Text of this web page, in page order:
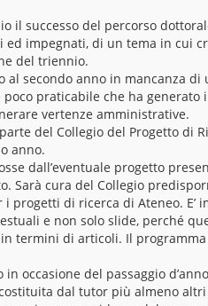
il successo del percorso
impegnati, di un tema in cui
del triennio.
secondo anno in mancanza
praticabile che ha generato
vertenze amministrative.
del Collegio del Progetto di
anno.
dall’eventuale progetto
Sarà cura del Collegio
di ricerca di Ateneo. E’
e non solo slide, perché
termini di articoli. Il
occasione del passaggio
dal tutor più almeno